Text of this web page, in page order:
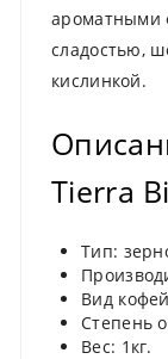
ароматными
сладостью,
кислинкой.
Tierra
Тип:
Вид
Степень
Вес: 1кг.